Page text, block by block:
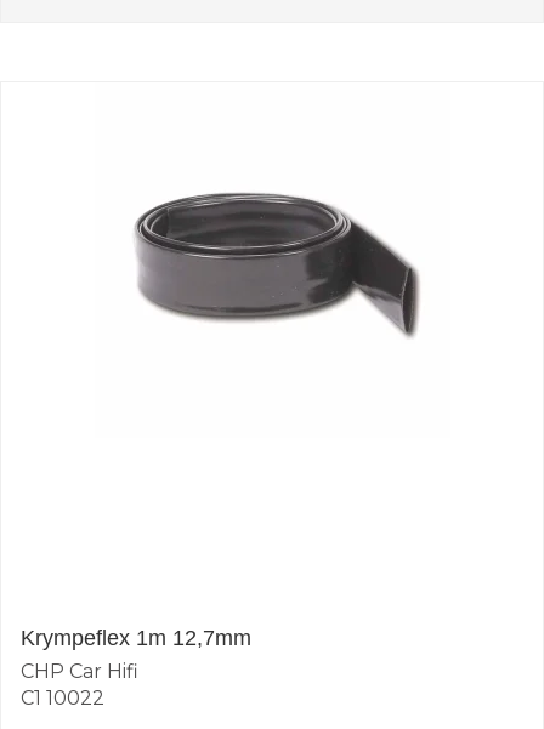
Krympeflex 1m 12,7mm
CHP Car Hifi
C1 10022